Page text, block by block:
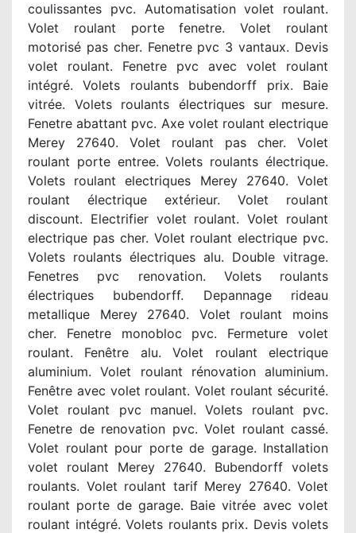
coulissantes pvc. Automatisation volet roulant.
Volet roulant porte fenetre. Volet roulant
motorisé pas cher. Fenetre pvc 3 vantaux. Devis
volet roulant. Fenetre pvc avec volet roulant
intégré. Volets roulants bubendorff prix. Baie
vitrée. Volets roulants électriques sur mesure.
Fenetre abattant pvc. Axe volet roulant electrique
Merey 27640. Volet roulant pas cher. Volet
roulant porte entree. Volets roulants électrique.
Volets roulant electriques Merey 27640. Volet
roulant électrique extérieur. Volet roulant
discount. Electrifier volet roulant. Volet roulant
electrique pas cher. Volet roulant electrique pvc.
Volets roulants électriques alu. Double vitrage.
Fenetres pvc renovation. Volets roulants
électriques bubendorff. Depannage rideau
metallique Merey 27640. Volet roulant moins
cher. Fenetre monobloc pvc. Fermeture volet
roulant. Fenêtre alu. Volet roulant electrique
aluminium. Volet roulant rénovation aluminium.
Fenêtre avec volet roulant. Volet roulant sécurité.
Volet roulant pvc manuel. Volets roulant pvc.
Fenetre de renovation pvc. Volet roulant cassé.
Volet roulant pour porte de garage. Installation
volet roulant Merey 27640. Bubendorff volets
roulants. Volet roulant tarif Merey 27640. Volet
roulant porte de garage. Baie vitrée avec volet
roulant intégré. Volets roulants prix. Devis volets